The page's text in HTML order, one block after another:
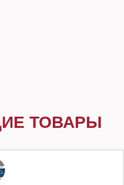
ТОВАРЫ